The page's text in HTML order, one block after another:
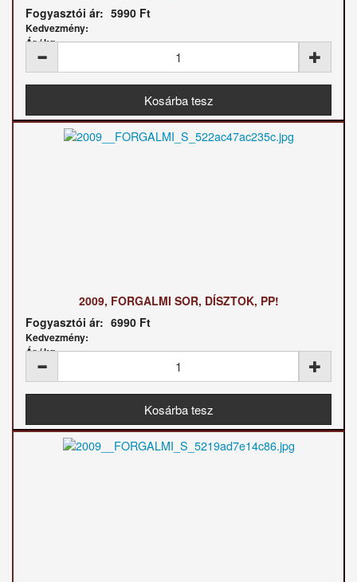
Fogyasztói ár: 5990 Ft
Kedvezmény:
Ár / kg:
2009, FORGALMI SOR, DÍSZTOK, PP!
Fogyasztói ár: 6990 Ft
Kedvezmény:
Ár / kg: